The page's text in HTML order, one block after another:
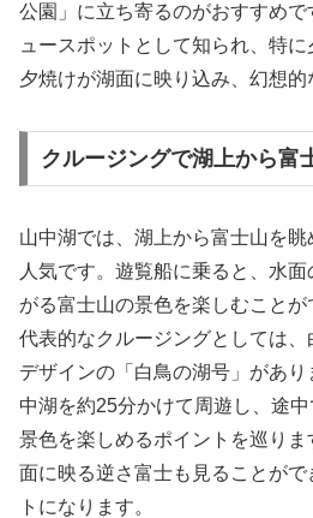
公園」に立ち寄るのがおすすめ
ュースポットとして知られ、特
夕焼けが湖面に映り込み、幻想的
クルージングで湖上から富
山中湖では、湖上から富士山を
人気です。遊覧船に乗ると、水
がる富士山の景色を楽しむことが
代表的なクルージングとしては
デザインの「白鳥の湖号」があ
中湖を約25分かけて周遊し、途
景色を楽しめるポイントを巡り
面に映る逆さ富士も見ることが
トになります。